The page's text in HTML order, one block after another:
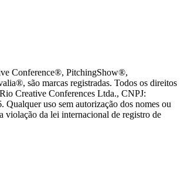
Conference®, PitchingShow®,
são marcas registradas. Todos os direitos
Creative Conferences Ltda., CNPJ:
Qualquer uso sem autorização dos nomes ou
violação da lei internacional de registro de